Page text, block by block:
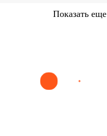
Показать еще
Эпидемиология